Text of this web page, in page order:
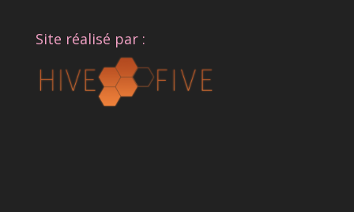
Site réalisé par :